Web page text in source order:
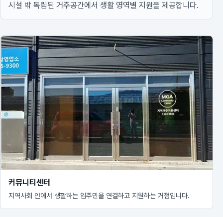
시설 밖 독립된 거주공간에서 생활 영역별 지원을 제공합니다.
커뮤니티센터
지역사회 안에서 생활하는 입주민을 연결하고 지원하는 거점입니다.